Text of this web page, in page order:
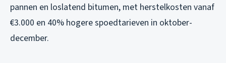
pannen en loslatend bitumen, met herstelkosten vanaf
€3.000 en 40% hogere spoedtarieven in oktober-
december.